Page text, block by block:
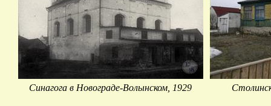
Синагога в Новограде-Волынском, 1929